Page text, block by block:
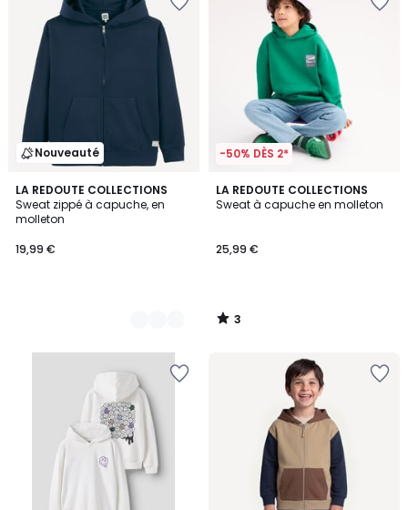
Nouveauté
LA REDOUTE COLLECTIONS
Sweat zippé à capuche, en
molleton
19,99 €
4
Couleurs
-50% DÈS 2*
LA REDOUTE COLLECTIONS
Sweat à capuche en molleton
25,99 €
3
/
3
/